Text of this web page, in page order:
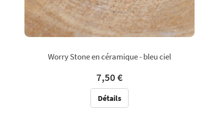
Worry Stone en céramique - bleu ciel
7,50 €
Détails